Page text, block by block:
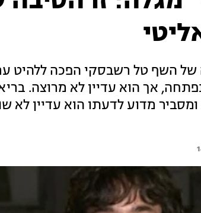
השף טל רשבסקי הפכה ללהיט עם
אך הוא עדיין לא מרוצה.
את התוכנית לפרוש בגיל 45 ומסביר מדוע לדעתו הוא